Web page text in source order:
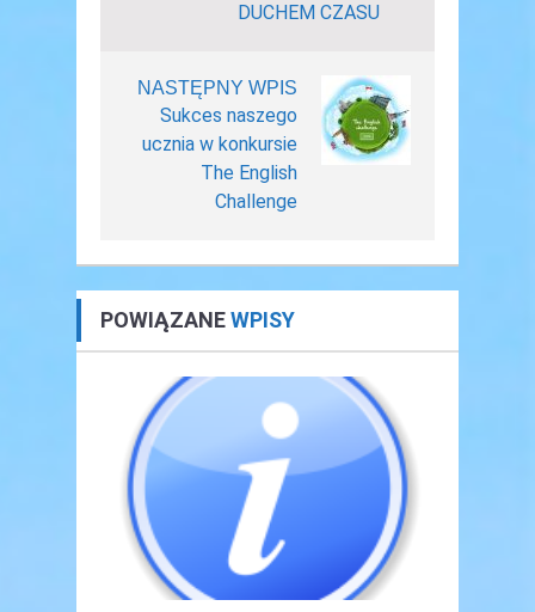
DUCHEM CZASU
NASTĘPNY WPIS
Sukces naszego
ucznia w konkursie
The English
Challenge
POWIĄZANEWPISY